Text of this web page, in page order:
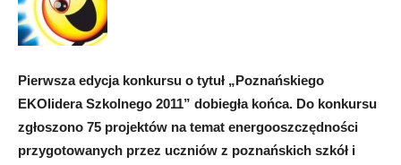
Pierwsza edycja konkursu o tytuł „Poznańskiego
EKOlidera Szkolnego 2011” dobiegła końca. Do konkursu
zgłoszono 75 projektów na temat energooszczędności
przygotowanych przez uczniów z poznańskich szkół i